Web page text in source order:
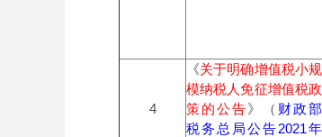
4
《关于明确增值税小规
模纳税人免征增值税政
策的公告》（ 财政部
税务总局公告2021年